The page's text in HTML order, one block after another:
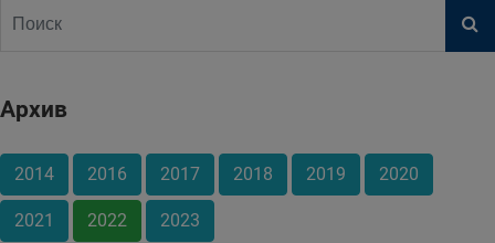
Архив
2014 2016 2017 2018 2019 2020
2021 2022 2023